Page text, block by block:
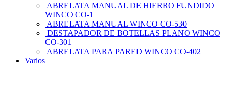
ABRELATA MANUAL DE HIERRO FUNDIDO
WINCO CO-1
ABRELATA MANUAL WINCO CO-530
DESTAPADOR DE BOTELLAS PLANO WINCO
CO-301
ABRELATA PARA PARED WINCO CO-402
Varios